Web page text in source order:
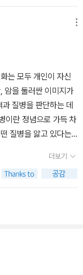
의 어마어마한 차이그
, 별다른 치료도 먹혀
의미들에 시달리는
는 자극이 엄청나고
용될 것이다. 하지만
은 달라질 것이다. 김
감사 인사에서 '제 남
. 김대중 대통령이 고
고통을 받아들이는 방
상의 권력이 주어지고
. 뿐만 아니라 말도
대통령에게 이런 고
했다. 애꿎은 독일국
온갖 방식으로 뒤틀
훼손시킨” 사례들을
질병을 제대로 이해하
해서 무엇을 어떻게
된 것들을
함을 깨닫도록 해주고
지적한 문제점들에
리고 그릇된 은유가
고 있는 그 당시의 혼
황에 휩쓸리지 말고
손쉬운 것이 '남
과할, 사실 존재하지
말은 그거였어요.
건강해야 할 필요가
치가 있을까, 건강하
으로 누군가를 차별하
나? 단지 무럭무럭 살
게 말했지만 그런 의
사는지에 대해서 탐구
이 먼저라는 거죠. 그걸
는.
병을 우리가 아는 다른
하게 된다. 질병에
로 보지 않고, 우리의
가 지니고 있는 편견,
질병을 보는데, 단지
작하면 이 때 질병은
이 된다. 질병에 다른
자리매김하게 되고,
다. 은유로서의 질병,
책에서 이러한 은유
른 이름으로, 즉 은유로
지 않게 되고, 어떤 사
으로 나오는데, 이는
군사적인 용어들을
는 모두 개인이 자신
암을 둘러싼 이미지가
질병을 판단하는 데
이란 정념으로 가득 차
질병을 앓고 있다는
다는 생각도 분명히
경향은 완벽한 아름다
포)-79쪽질병은 두
사회적 일탈 행위가
고, 교정되어야만 하
더보기